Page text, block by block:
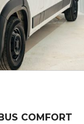
COMFORT